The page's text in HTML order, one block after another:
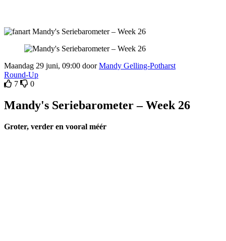
Maandag 29 juni, 09:00 doorMandy Gelling-Potharst
Round-Up
7
0
Mandy's Seriebarometer – Week 26
Groter, verder en vooral méér